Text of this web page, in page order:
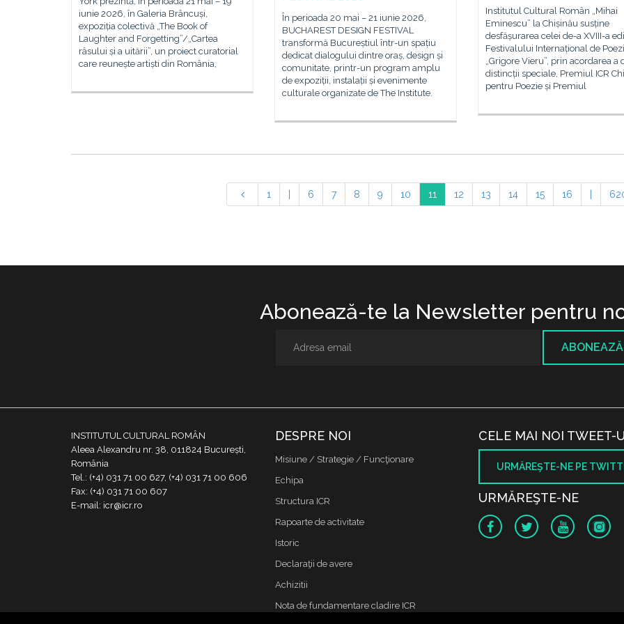
iunie 2026, în Galeria Brâncuși,
expoziția colectivă „The Book of
Laughter and Forgetting”/„Cartea
râsului și a uitării”, un proiect curatorial
care reunește artiști din România,
Institutul Cultural Român „Mihai
Eminescu” la Chișinău susține
desfășurarea celei de-a XVIII-a
Festivalului Internațional de
„Grigore Vieru”, prin acordarea a
distincții speciale, Premiul ICR
pentru Poezie și Premiul
În perioada 20 mai – 21 iunie 2026,
BUCHAREST DESIGN FESTIVAL
transformă Bucureștiul într-un spațiu
dedicat dialogului dintre oraș, design și
comunitate, printr-un program amplu
de expoziții, instalații și evenimente
culturale organizate de The Institute.
1 6 7 8 9 10 11 12 13 14 15 16
Abonează-te la Newsletter pentru
INSTITUTUL CULTURAL ROMÂN
Aleea Alexandru nr. 38, 011824 București,
România
Tel.: (+4) 031 71 00 627, (+4) 031 71 00 606
Fax: (+4) 031 71 00 607
E-mail: icr@icr.ro
DESPRE NOI
Misiune / Strategie / Funcţionare
Echipa
Structura ICR
Rapoarte de activitate
Istoric
Declaraţii de avere
Achizitii
Nota de fundamentare cladire ICR
CELE MAI NOI TWEET-
URMĂREŞTE-NE PE
URMĂREŞTE-NE